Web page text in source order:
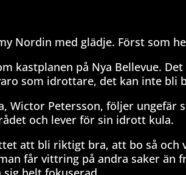
Nordin med glädje. Först som
kastplanen på Nya Bellevue.
som idrottare, det kan inte bli
Wictor Petersson, följer
och lever för sin idrott kula.
att bli riktigt bra, att bo så och
får vittring på andra saker än